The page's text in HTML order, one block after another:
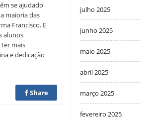
se ajudado
maioria das
Francisco. E
alunos
mais
e dedicação
Share
julho 2025
junho 2025
maio 2025
abril 2025
março 2025
fevereiro 2025